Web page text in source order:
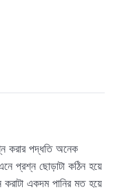
করার পদ্ধতি অনেক
প্রশ্ন ছোড়াটা কঠিন হয়ে
একদম পানির মত হয়ে